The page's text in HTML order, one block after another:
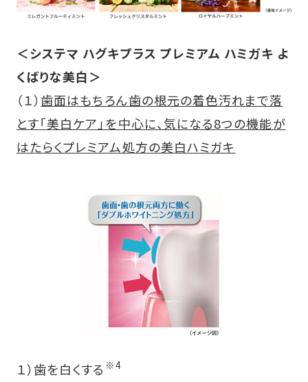
＜システマ ハグキプラス プレミアム ハミガキ よ
くばりな美白＞
（１）歯面はもちろん歯の根元の着色汚れまで落
とす「美白ケア」を中心に、気になる8つの機能が
はたらくプレミアム処方の美白ハミガキ
１）歯を白くする ※4